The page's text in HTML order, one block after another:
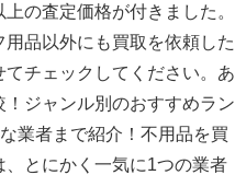
の査定価格が付きました。
品以外にも買取を依頼した
チェックしてください。あ
ジャンル別のおすすめラン
業者まで紹介！不用品を買
とにかく一気に1つの業者